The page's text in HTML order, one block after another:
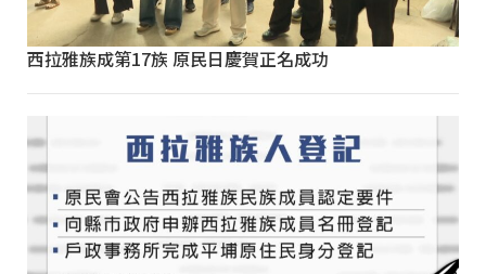
西拉雅族成第17族 原民日慶賀正名成功